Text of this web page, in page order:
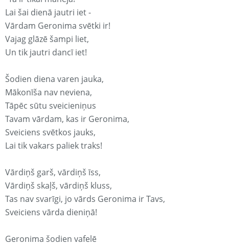
Lai šai dienā jautri iet -
Vārdam Geronima svētki ir!
Vajag glāzē šampi liet,
Un tik jautri dancī iet!
Šodien diena varen jauka,
Mākonīša nav neviena,
Tāpēc sūtu sveicieniņus
Tavam vārdam, kas ir Geronima,
Sveiciens svētkos jauks,
Lai tik vakars paliek traks!
Vārdiņš garš, vārdiņš īss,
Vārdiņš skaļš, vārdiņš kluss,
Tas nav svarīgi, jo vārds Geronima ir Tavs,
Sveiciens vārda dieniņā!
Geronima šodien vafelē